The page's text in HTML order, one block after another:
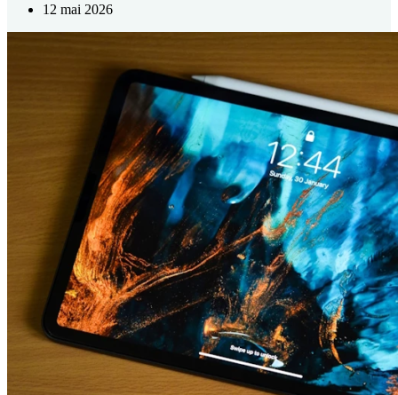
12 mai 2026